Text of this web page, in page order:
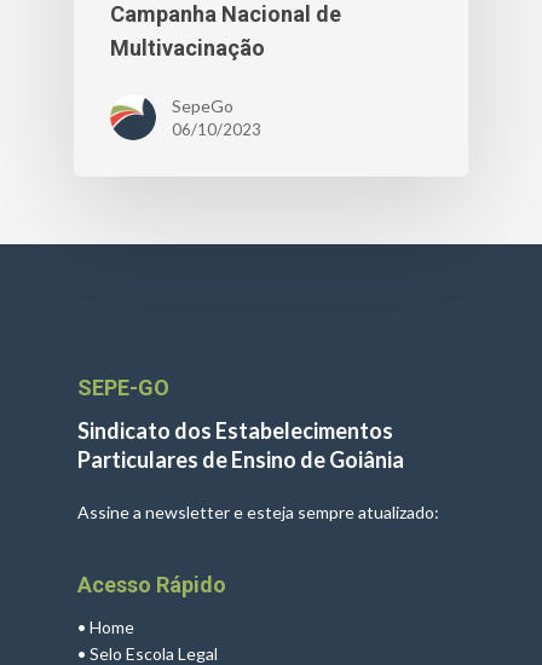
Campanha Nacional de
Multivacinação
SepeGo
06/10/2023
SEPE-GO
Sindicato dos Estabelecimentos
Particulares de Ensino de Goiânia
Assine a newsletter e esteja sempre atualizado:
Acesso Rápido
• Home
• Selo Escola Legal